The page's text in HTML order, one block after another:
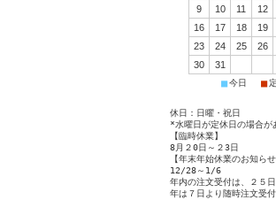
9
10 11 12
16
17 18 19
23
24 25 26
30
31
■今日 ■
休日：日曜・祝日
*水曜日が定休日の場合が
【臨時休業】
8月２0日～２3日
【年末年始休業のお知らせ
12/28～1/6
年内の注文受付は、２５
年は７日より随時注文受付